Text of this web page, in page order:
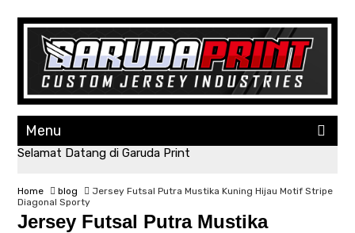
Menu
Selamat Datang di Garuda Print
Home blog
Jersey Futsal Putra Mustika Kuning Hijau Motif Stripe
Diagonal Sporty
Jersey Futsal Putra Mustika